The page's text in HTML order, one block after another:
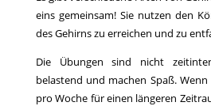
eins gemeinsam! Sie nutzen den
des Gehirns zu erreichen und zu
Die Übungen sind nicht
belastend und machen Spaß.
pro Woche für einen längeren